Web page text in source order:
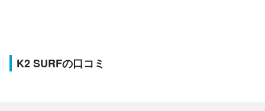
K2 SURFの口コミ